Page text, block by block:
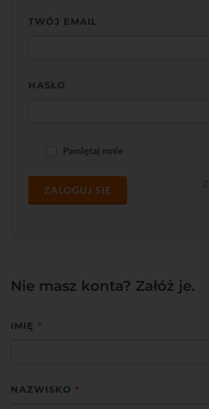
TWÓJ EMAIL
HASŁO
Pamiętaj mnie
ZALOGUJ SIĘ
Nie masz konta? Załóż je.
IMIĘ *
NAZWISKO *